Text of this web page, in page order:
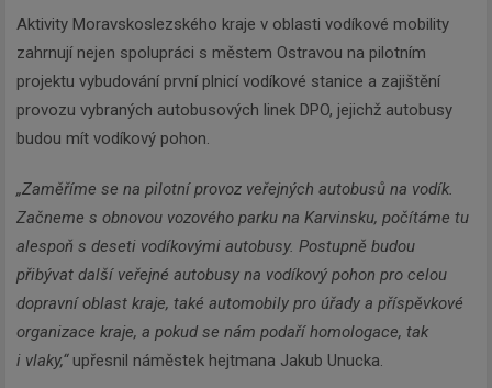
Aktivity Moravskoslezského kraje v oblasti vodíkové mobility
zahrnují nejen spolupráci s městem Ostravou na pilotním
projektu vybudování první plnicí vodíkové stanice a zajištění
provozu vybraných autobusových linek DPO, jejichž autobusy
budou mít vodíkový pohon.
„Zaměříme se na pilotní provoz veřejných autobusů na vodík.
Začneme s obnovou vozového parku na Karvinsku, počítáme tu
alespoň s deseti vodíkovými autobusy. Postupně budou
přibývat další veřejné autobusy na vodíkový pohon pro celou
dopravní oblast kraje, také automobily pro úřady a příspěvkové
organizace kraje, a pokud se nám podaří homologace, tak
i vlaky,“ upřesnil náměstek hejtmana Jakub Unucka.